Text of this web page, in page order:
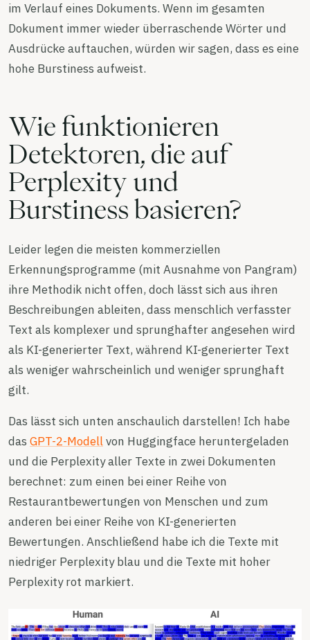
im Verlauf eines Dokuments. Wenn im gesamten
Dokument immer wieder überraschende Wörter und
Ausdrücke auftauchen, würden wir sagen, dass es eine
hohe Burstiness aufweist.
Wie funktionieren
Detektoren, die auf
Perplexity und
Burstiness basieren?
Leider legen die meisten kommerziellen
Erkennungsprogramme (mit Ausnahme von Pangram)
ihre Methodik nicht offen, doch lässt sich aus ihren
Beschreibungen ableiten, dass menschlich verfasster
Text als komplexer und sprunghafter angesehen wird
als KI-generierter Text, während KI-generierter Text
als weniger wahrscheinlich und weniger sprunghaft
gilt.
Das lässt sich unten anschaulich darstellen! Ich habe
das GPT-2-Modellvon Huggingface heruntergeladen
und die Perplexity aller Texte in zwei Dokumenten
berechnet: zum einen bei einer Reihe von
Restaurantbewertungen von Menschen und zum
anderen bei einer Reihe von KI-generierten
Bewertungen. Anschließend habe ich die Texte mit
niedriger Perplexity blau und die Texte mit hoher
Perplexity rot markiert.